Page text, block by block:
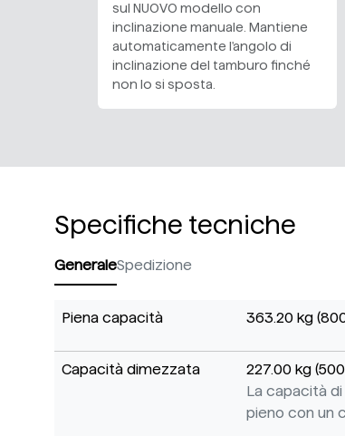
sul NUOVO modello con
inclinazione manuale. Mantiene
automaticamente l'angolo di
inclinazione del tamburo finché
non lo si sposta.
Specifiche tecniche
GeneraleSpedizione
Piena capacità 363.20 kg
Capacità dimezzata
227.00 kg
La capacità
pieno con un